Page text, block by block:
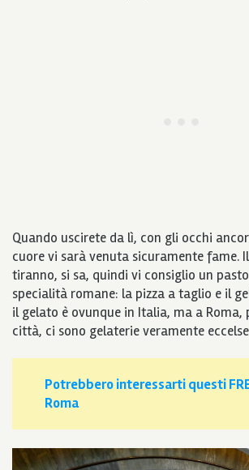
Quando uscirete da lì, con gli occhi
cuore vi sarà venuta sicuramente fame.
tiranno, si sa, quindi vi consiglio un
specialità romane: la pizza a taglio e il
il gelato è ovunque in Italia, ma a Roma,
città, ci sono gelaterie veramente
Potrebbero interessarti questi
Roma